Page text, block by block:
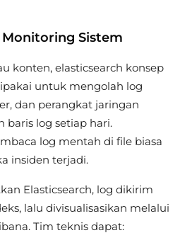
Sistem
konten, elasticsearch konsep
untuk mengolah log
dan perangkat jaringan
baris log setiap hari.
log mentah di file biasa
insiden terjadi.
Elasticsearch, log dikirim
lalu divisualisasikan melalui
Tim teknis dapat: